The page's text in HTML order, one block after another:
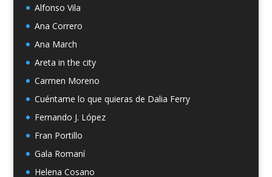
Alfonso Vila
Ana Correro
Ana March
Areta in the city
Carmen Moreno
Cuéntame lo que quieras de Dalia Ferry
Fernando J. López
Fran Portillo
Gala Romaní
Helena Cosano